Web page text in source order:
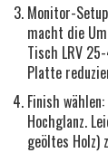
Monitor-
macht die
Tisch LRV
Platte
Finish
Hochglanz.
geöltes Holz)